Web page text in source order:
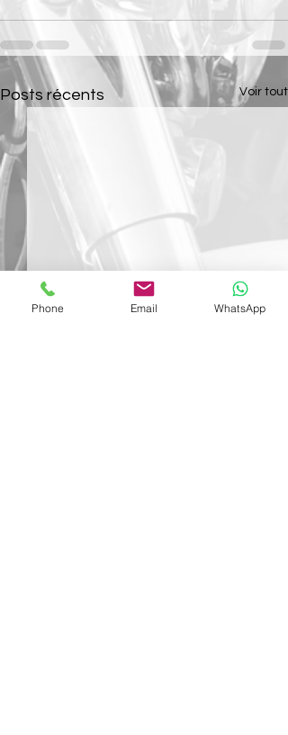
Posts récents Voir tout
Phone Email WhatsApp